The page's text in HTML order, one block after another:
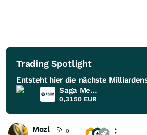
Trading Spotlight
Entsteht hier die nächste
Saga Metals
0,3150 EUR
Mozl
0